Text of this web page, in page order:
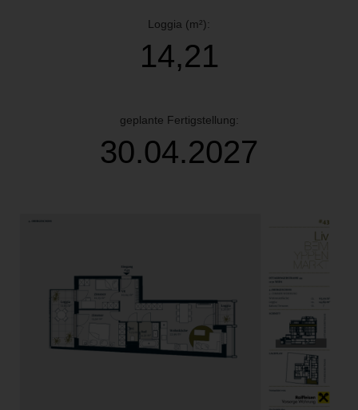
Loggia (m²):
14,21
geplante Fertigstellung:
30.04.2027